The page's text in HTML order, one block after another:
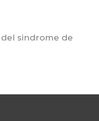
del sindrome de